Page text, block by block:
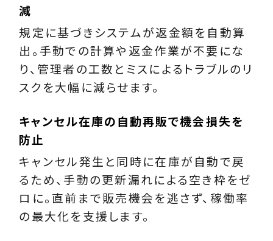
減
規定に基づきシステムが返金額を自動算
出。手動での計算や返金作業が不要にな
り、管理者の工数とミスによるトラブルのリ
スクを大幅に減らせます。
キャンセル在庫の自動再販で機会損失を
防止
キャンセル発生と同時に在庫が自動で戻
るため、手動の更新漏れによる空き枠をゼ
ロに。直前まで販売機会を逃さず、稼働率
の最大化を支援します。